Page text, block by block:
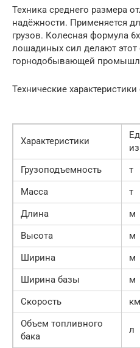
Техника среднего размера
надёжности. Применяется
грузов. Колесная формула
лошадиных сил делают
горнодобывающей
Технические
Характеристики
Грузоподъемность т
Масса
т
Длина
м
Высота
м
Ширина
м
Ширина базы
м
Скорость
Объем топливного
бака
л